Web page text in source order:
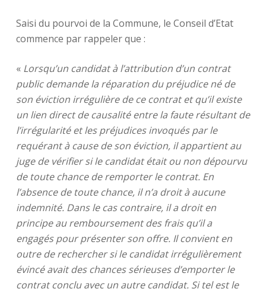
Saisi du pourvoi de la Commune, le Conseil d’Etat
commence par rappeler que :
« Lorsqu’un candidat à l’attribution d’un contrat
public demande la réparation du préjudice né de
son éviction irrégulière de ce contrat et qu’il existe
un lien direct de causalité entre la faute résultant de
l’irrégularité et les préjudices invoqués par le
requérant à cause de son éviction, il appartient au
juge de vérifier si le candidat était ou non dépourvu
de toute chance de remporter le contrat. En
l’absence de toute chance, il n’a droit à aucune
indemnité. Dans le cas contraire, il a droit en
principe au remboursement des frais qu’il a
engagés pour présenter son offre. Il convient en
outre de rechercher si le candidat irrégulièrement
évincé avait des chances sérieuses d’emporter le
contrat conclu avec un autre candidat. Si tel est le